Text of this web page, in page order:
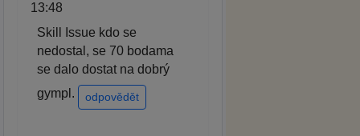
13:48
Skill Issue kdo se
nedostal, se 70 bodama
se dalo dostat na dobrý
gympl.
odpovědět